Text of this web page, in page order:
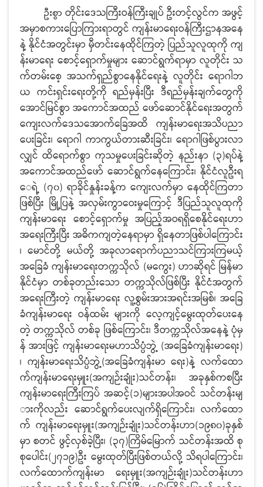
ဦးစွာ တိုင်းဒေသကြီးဝန်ကြီးချုပ် ဦးတင့်လွင်က အဖွင့်
အမှာစကားပြောကြားရာတွင် ကျန်းမာရေးဝန်ကြီးဌာနအနေ
နဲ့ နိုင်ငံအတွင်းမှာ မှီတင်းနေထိုင်ကြတဲ့ ပြည်သူလူထုကို ကျ
န်းမာရေး စောင့်ရှောက်မှုများ ဆောင်ရွက်ရာမှာ လူတိုင်း သ
က်တမ်းစေ့ အသက်ရှည်စွာနေနိုင်ရေးနဲ့ လူတိုင်း ရောဂါဘ
ယ ကင်းရှင်းရေးတို့ကို ရည်မှန်းပြီး ဒီရည်မှန်းချက်တွေကို
အောင်မြင်စွာ အကောင်အထည် ဖော်ဆောင်နိုင်ရေးအတွက်
ကျေးလက်ဒေသအောက်ခြေအထိ ကျန်းမာရေးအသိပညာ
ပေးခြင်း၊ ရောဂါ ကာကွယ်တားဆီးခြင်း၊ ရောဂါဖြစ်ပွားလာ
လျှင် ထိရောက်စွာ ကုသမှုပေးခြင်းဆိုတဲ့ နည်းနာ (၃)ရပ်နဲ့
အကောင်အထည်ဖော် ဆောင်ရွက်နေကြောင်း၊ နိုင်ငံလူဦးရ
ေရဲ့ (၇၀) ရာခိုင်နှုန်းခန့်က ကျေးလက်မှာ နေထိုင်ကြတာ
ဖြစ်ပြီး မြို့ပြနဲ့ အလှမ်းကွာဝေးမှုကြောင့် ဒီပြည်သူလူထုကို
ကျန်းမာရေး စောင့်ရှောက်မှု အပြည့်အဝရရှိစေနိုင်ရေးဟာ
အရေးကြီးပြီး အဓိကကျတဲ့နေရာမှာ ရှိနေတာဖြစ်ပါကြောင်း
၊ မောင်တို့ မယ်တို့ အခုလာရောက်ပညာသင်ကြားကြမယ့်
အခြေခံ ကျန်းမာရေးတက္ကသိုလ် (မကွေး) ဟာဆိုရင် မြန်မာ
နိုင်ငံမှာ တစ်ခုတည်းသော တက္ကသိုလ်ဖြစ်ပြီး နိုင်ငံအတွက်
အရေးကြီးတဲ့ ကျန်းမာရေး လူ့စွမ်းအားအရင်းအမြစ်၊ အခြေ
ခံကျန်းမာရေး ဝန်ထမ်း များကို လေ့ကျင့်မွေးထုတ်ပေးနေ
တဲ့ တက္ကသိုလ် တစ်ခု ဖြစ်ကြောင်း၊ ဒီတက္ကသိုလ်အနေနဲ့ ပုံမှ
န် အားဖြင့် ကျန်းမာရေးမဟာသိပ္ပံဘွဲ့ (အခြေခံကျန်းမာရေး)
၊ ကျန်းမာရေးသိပ္ပံဘွဲ့(အခြေခံကျန်းမာ ရေး)နဲ့ လက်ထော
က်ကျန်းမာရေးမှူး(အကျဉ်းချုံး)သင်တန်း၊ အခုနှစ်ကစပြီး
ကျန်းမာရေးကြီးကြပ် အဆင့်(၁)များအပါအဝင် သင်တန်းမျ
ားကိုလည်း ဆောင်ရွက်ပေးလျက်ရှိကြောင်း၊ လက်ထော
က် ကျန်းမာရေးမှူး(အကျဉ်းချုံး)သင်တန်းဟာ(၁၉၈၀)ခုနှစ်
မှာ စတင် ဖွင့်လှစ်ခဲ့ပြီး၊ (၃၇)ကြိမ်မြောက် သင်တန်းအထိ စု
စုပေါင်း(၂၇၁၉)ဦး မွေးထုတ်ပြီးဖြစ်တယ်လို့ သိရပါကြောင်း၊
လက်ထောက်ကျန်းမာ ရေးမှူး(အကျဉ်းချုံး)သင်တန်းဟာ